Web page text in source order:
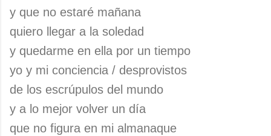
y que no estaré mañana
quiero llegar a la soledad
y quedarme en ella por un tiempo
yo y mi conciencia / desprovistos
de los escrúpulos del mundo
y a lo mejor volver un día
que no figura en mi almanaque